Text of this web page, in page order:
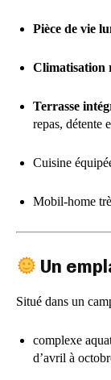
Pièce de vie
Climatisation
Terrasse
repas, détente
Cuisine
Mobil-home
Un
Situé dans un
complexe
d’avril à